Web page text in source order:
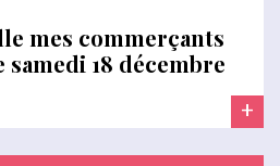
mes commerçants
samedi 18 décembre
+